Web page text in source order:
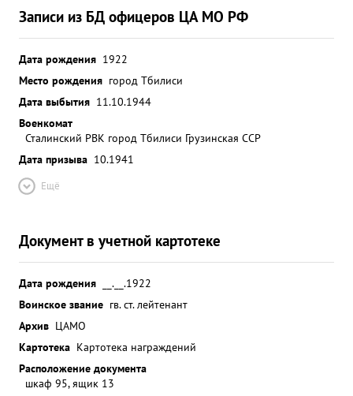
Записи из БД офицеров ЦА МО РФ
Дата рождения 1922
Место рождения город Тбилиси
Дата выбытия 11.10.1944
Военкомат
Сталинский РВК город Тбилиси Грузинская ССР
Дата призыва 10.1941
Ещё
Документ в учетной картотеке
Дата рождения
__.__.1922
Воинское звание гв. ст. лейтенант
Архив ЦАМО
Картотека Картотека награждений
Расположение документа
шкаф 95, ящик 13